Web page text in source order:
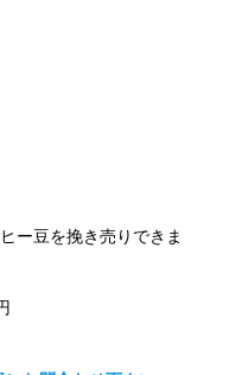
ー豆を挽き売りできま
お問合わせ下さい♪